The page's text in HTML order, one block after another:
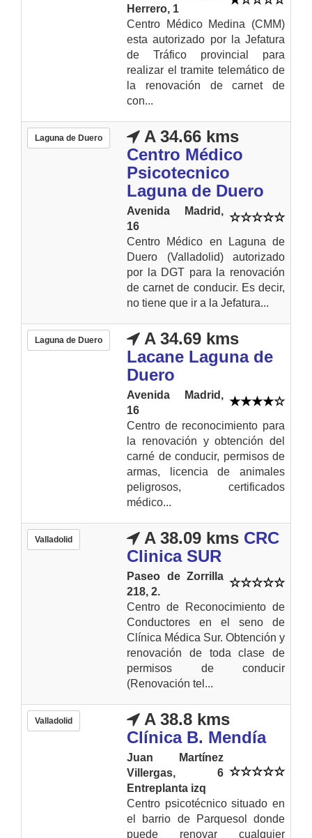
Herrero, 1
Centro Médico Medina (CMM)
esta autorizado por la Jefatura
de Tráfico provincial para
realizar el tramite telemático de
la renovación de carnet de
con...
Laguna de Duero
A 34.66 kms
Centro Médico
Psicotecnico
Laguna de Duero
Avenida Madrid,
16
Centro Médico en Laguna de
Duero (Valladolid) autorizado
por la DGT para la renovación
de carnet de conducir. Es decir,
no tiene que ir a la Jefatura...
Laguna de Duero
A 34.69 kms
Lacane Laguna de
Duero
Avenida Madrid,
16
Centro de reconocimiento para
la renovación y obtención del
carné de conducir, permisos de
armas, licencia de animales
peligrosos, certificados
médico...
Valladolid A 38.09 kms CRC
Clinica SUR
Paseo de Zorrilla
218, 2.
Centro de Reconocimiento de
Conductores en el seno de
Clínica Médica Sur. Obtención y
renovación de toda clase de
permisos de conducir
(Renovación tel...
Valladolid
A 38.8 kms
Clínica B. Mendía
Juan Martínez
Villergas, 6
Entreplanta izq
Centro psicotécnico situado en
el barrio de Parquesol donde
puede renovar cualquier